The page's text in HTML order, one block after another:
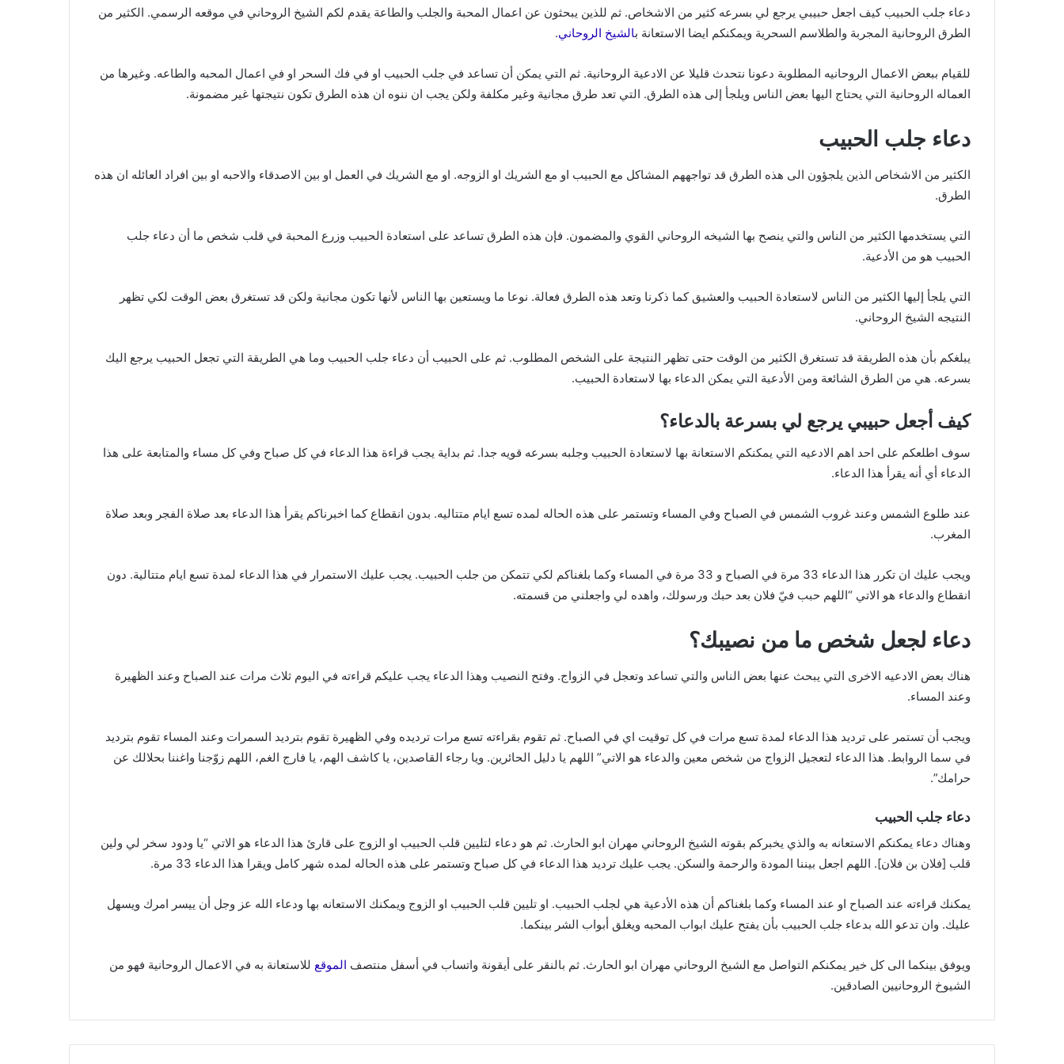
دعاء جلب الحبيب كيف اجعل حبيبي يرجع لي بسرعه كثير من الاشخاص. ثم للذين يبحثون عن اعمال المحبة والجلب والطاعة يقدم لكم الشيخ الروحاني في موقعه الرسمي. الكثير من
الطرق الروحانية المجربة والطلاسم السحرية ويمكنكم ايضا الاستعانة بالشيخ الروحاني.
للقيام ببعض الاعمال الروحانيه المطلوبة دعونا نتحدث قليلا عن الادعية الروحانية. ثم التي يمكن أن تساعد في جلب الحبيب او في فك السحر او في اعمال المحبه والطاعه. وغيرها من
العماله الروحانية التي يحتاج اليها بعض الناس ويلجأ إلى هذه الطرق. التي تعد طرق مجانية وغير مكلفة ولكن يجب ان ننوه ان هذه الطرق تكون نتيجتها غير مضمونة.
دعاء جلب الحبيب
الكثير من الاشخاص الذين يلجؤون الى هذه الطرق قد تواجههم المشاكل مع الحبيب او مع الشريك او الزوجه. او مع الشريك في العمل او بين الاصدقاء والاحبه او بين افراد العائله ان هذه
الطرق.
التي يستخدمها الكثير من الناس والتي ينصح بها الشيخه الروحاني القوي والمضمون. فإن هذه الطرق تساعد على استعادة الحبيب وزرع المحبة في قلب شخص ما أن دعاء جلب
الحبيب هو من الأدعية.
التي يلجأ إليها الكثير من الناس لاستعادة الحبيب والعشيق كما ذكرنا وتعد هذه الطرق فعالة. نوعا ما ويستعين بها الناس لأنها تكون مجانية ولكن قد تستغرق بعض الوقت لكي تظهر
النتيجه الشيخ الروحاني.
يبلغكم بأن هذه الطريقة قد تستغرق الكثير من الوقت حتى تظهر النتيجة على الشخص المطلوب. ثم على الحبيب أن دعاء جلب الحبيب وما هي الطريقة التي تجعل الحبيب يرجع اليك
بسرعه. هي من الطرق الشائعة ومن الأدعية التي يمكن الدعاء بها لاستعادة الحبيب.
كيف أجعل حبيبي يرجع لي بسرعة بالدعاء؟
سوف اطلعكم على احد اهم الادعيه التي يمكنكم الاستعانة بها لاستعادة الحبيب وجلبه بسرعه قويه جدا. ثم بداية يجب قراءة هذا الدعاء في كل صباح وفي كل مساء والمتابعة على هذا
الدعاء أي أنه يقرأ هذا الدعاء.
عند طلوع الشمس وعند غروب الشمس في الصباح وفي المساء وتستمر على هذه الحاله لمده تسع ايام متتاليه. بدون انقطاع كما اخبرناكم يقرأ هذا الدعاء بعد صلاة الفجر وبعد صلاة
المغرب.
ويجب عليك ان تكرر هذا الدعاء 33 مرة في الصباح و 33 مرة في المساء وكما بلغناكم لكي تتمكن من جلب الحبيب. يجب عليك الاستمرار في هذا الدعاء لمدة تسع ايام متتالية. دون
انقطاع والدعاء هو الاتي “اللهم حبب فيّ فلان بعد حبك ورسولك، واهده لي واجعلني من قسمته.
دعاء لجعل شخص ما من نصيبك؟
هناك بعض الادعيه الاخرى التي يبحث عنها بعض الناس والتي تساعد وتعجل في الزواج. وفتح النصيب وهذا الدعاء يجب عليكم قراءته في اليوم ثلاث مرات عند الصباح وعند الظهيرة
وعند المساء.
ويجب أن تستمر على ترديد هذا الدعاء لمدة تسع مرات في كل توقيت اي في الصباح. ثم تقوم بقراءته تسع مرات ترديده وفي الظهيرة تقوم بترديد السمرات وعند المساء تقوم بترديد
في سما الروابط. هذا الدعاء لتعجيل الزواج من شخص معين والدعاء هو الاتي” اللهم يا دليل الحائرين. ويا رجاء القاصدين، يا كاشف الهم، يا فارج الغم، اللهم زوّجنا واغننا بحلالك عن
حرامك”.
دعاء جلب الحبيب
وهناك دعاء يمكنكم الاستعانه به والذي يخبركم بقوته الشيخ الروحاني مهران ابو الحارث. ثم هو دعاء لتليين قلب الحبيب او الزوج على قارئ هذا الدعاء هو الاتي “يا ودود سخر لي ولين
قلب [فلان بن فلان]. اللهم اجعل بيننا المودة والرحمة والسكن. يجب عليك ترديد هذا الدعاء في كل صباح وتستمر على هذه الحاله لمده شهر كامل ويقرا هذا الدعاء 33 مرة.
يمكنك قراءته عند الصباح او عند المساء وكما بلغناكم أن هذه الأدعية هي لجلب الحبيب. او تليين قلب الحبيب او الزوج ويمكنك الاستعانه بها ودعاء الله عز وجل أن ييسر امرك ويسهل
عليك. وان تدعو الله بدعاء جلب الحبيب بأن يفتح عليك ابواب المحبه ويغلق أبواب الشر بينكما.
ويوفق بينكما الى كل خير يمكنكم التواصل مع الشيخ الروحاني مهران ابو الحارث. ثم بالنقر على أيقونة واتساب في أسفل منتصف الموقع للاستعانة به في الاعمال الروحانية فهو من
الشيوخ الروحانيين الصادقين.